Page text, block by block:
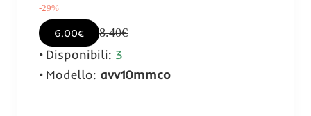
-29%
6.00€ 8.40€
Disponibili: 3
Modello: avv10mmco